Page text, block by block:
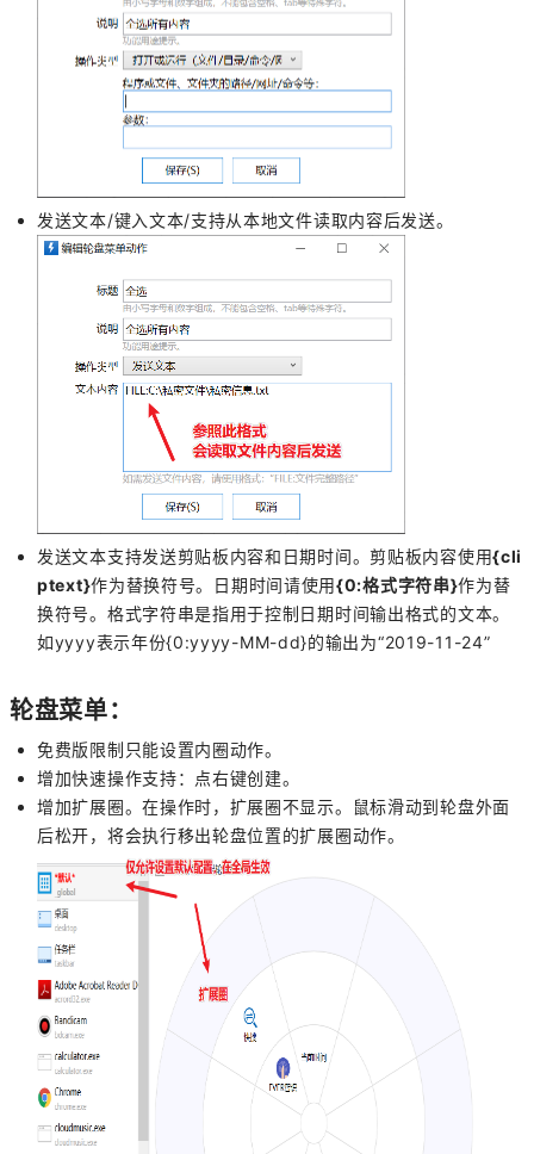
发送文本/键入文本/支持从本地文件读取内容后发送。
发送文本支持发送剪贴板内容和日期时间。剪贴板内容使用{cli
ptext}作为替换符号。日期时间请使用{0:格式字符串}作为替
换符号。格式字符串是指用于控制日期时间输出格式的文本。
如yyyy表示年份{0:yyyy-MM-dd}的输出为“2019-11-24”
轮盘菜单：
免费版限制只能设置内圈动作。
增加快速操作支持：点右键创建。
增加扩展圈。在操作时，扩展圈不显示。鼠标滑动到轮盘外面
后松开，将会执行移出轮盘位置的扩展圈动作。